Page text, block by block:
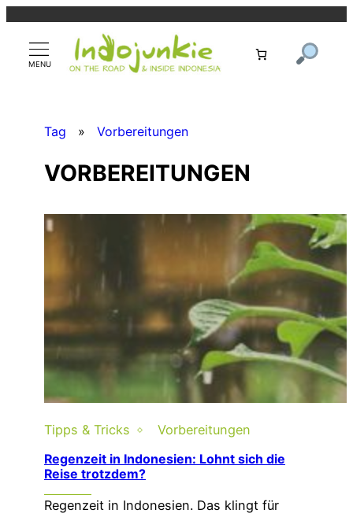
springen
Tag » Vorbereitungen
VORBEREITUNGEN
Tipps & Tricks Vorbereitungen
Regenzeit in Indonesien: Lohnt sich die
Reise trotzdem?
Regenzeit in Indonesien. Das klingt für